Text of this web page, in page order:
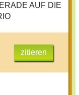
AUF DIE
zitieren